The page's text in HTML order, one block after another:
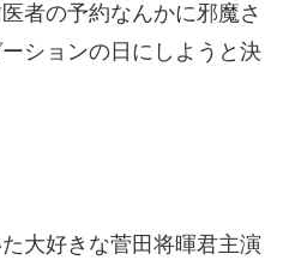
者の予約なんかに邪魔さ
ションの日にしようと決
大好きな菅田将暉君主演